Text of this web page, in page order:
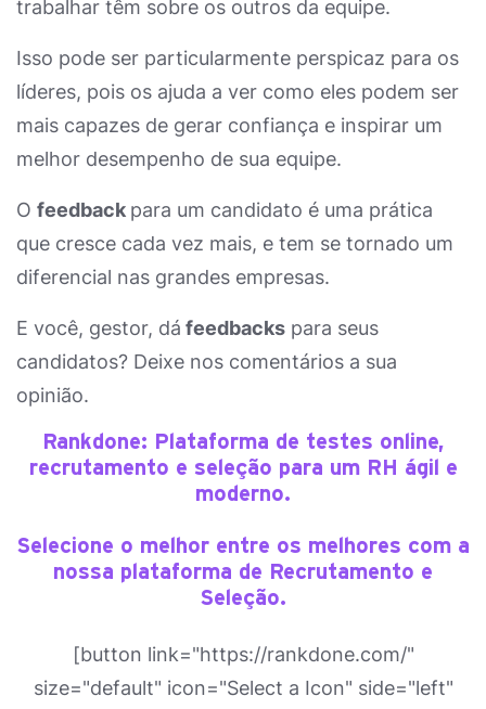
trabalhar têm sobre os outros da equipe.
Isso pode ser particularmente perspicaz para os
líderes, pois os ajuda a ver como eles podem ser
mais capazes de gerar confiança e inspirar um
melhor desempenho de sua equipe.
O feedback para um candidato é uma prática
que cresce cada vez mais, e tem se tornado um
diferencial nas grandes empresas.
E você, gestor, dá feedbacks para seus
candidatos? Deixe nos comentários a sua
opinião.
Rankdone: Plataforma de testes online,
recrutamento e seleção para um RH ágil e
moderno.
Selecione o melhor entre os melhores com a
nossa plataforma de Recrutamento e
Seleção.
[button link="https://rankdone.com/"
size="default" icon="Select a Icon" side="left"